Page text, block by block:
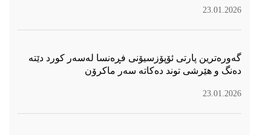
23.01.2026
گەورەترین پارتی ئۆپۆزسیۆنی فڕەنسا لەسەر كورد دێتە
دەنگ و هێرشی توند دەكاتە سەر ماكرۆن
23.01.2026